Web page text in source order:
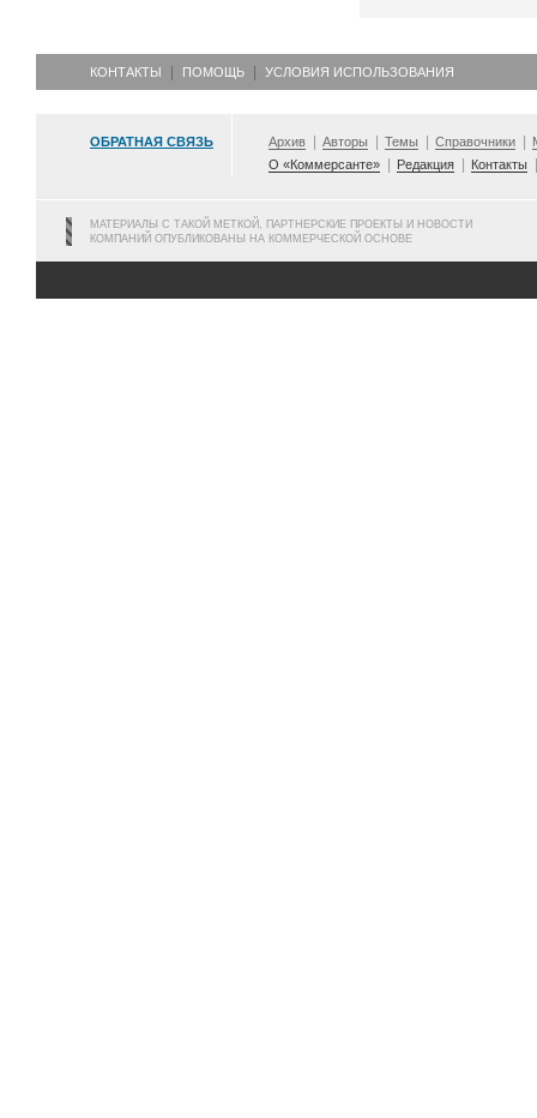
КОНТАКТЫ ПОМОЩЬ УСЛОВИЯ ИСПОЛЬЗОВАНИЯ
ОБРАТНАЯ СВЯЗЬ Архив Авторы Темы Справочники
О «Коммерсанте»
Редакция Контакты
МАТЕРИАЛЫ С ТАКОЙ МЕТКОЙ, ПАРТНЕРСКИЕ ПРОЕКТЫ И НОВОСТИ
КОМПАНИЙ ОПУБЛИКОВАНЫ НА КОММЕРЧЕСКОЙ ОСНОВЕ